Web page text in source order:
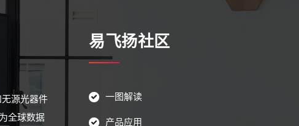
源光器件
全球数据
易飞扬社区
一图解读
产品应用